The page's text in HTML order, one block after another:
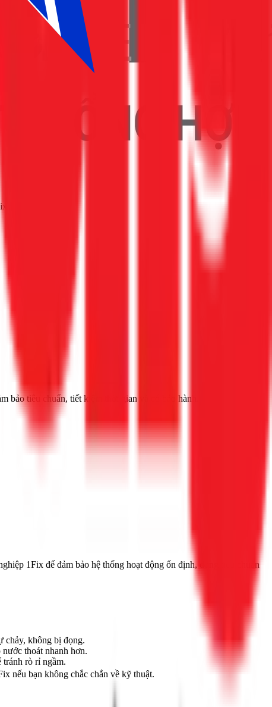
bảo tiêu chuẩn, tiết kiệm thời gian và có bảo hành.
1Fix để đảm bảo hệ thống hoạt động ổn định, đúng tiêu chuẩn
chảy, không bị đọng.
thoát nhanh hơn.
rò rỉ ngầm.
nếu bạn không chắc chắn về kỹ thuật.